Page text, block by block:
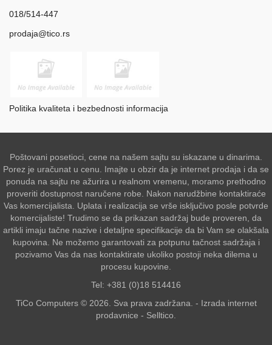
018/514-447
prodaja@tico.rs
Politika kvaliteta i bezbednosti informacija
Poštovani posetioci, cene na našem sajtu su iskazane u dinarima.
Porez je uračunat u cenu. Imajte u obzir da je internet prodaja i da se
ponuda na sajtu ne ažurira u realnom vremenu, moramo prethodno
proveriti dostupnost naručene robe. Nakon narudžbine kontaktiraće
Vas komercijalista. Uplata i realizacija se vrše isključivo posle potvrde
komercijaliste! Trudimo se da prikazan sadržaj bude proveren, da
artikli imaju tačne nazive i detaljne specifikacije da bi Vam se olakšala
kupovina. Ne možemo garantovati za potpunu tačnost sadržaja i
pozivamo Vas da nas kontaktirate ukoliko postoji neka dilema u
procesu kupovine.
Tel: +381 (0)18 514416
TiCo Computers © 2026. Sva prava zadržana. - Izrada internet
prodavnice - Selltico.